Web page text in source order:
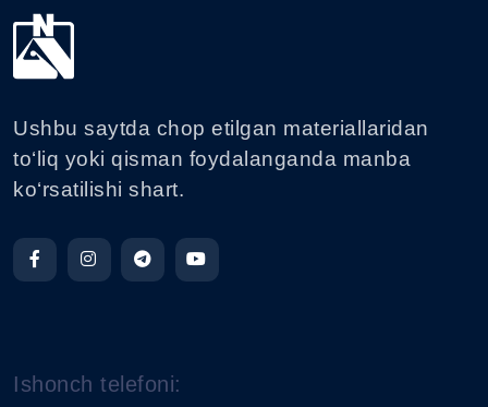
Ushbu saytda chop etilgan materiallaridan
to‘liq yoki qisman foydalanganda manba
ko‘rsatilishi shart.
Ishonch telefoni: